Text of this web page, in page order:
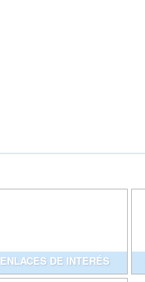
ENLACES DE INTERÉS